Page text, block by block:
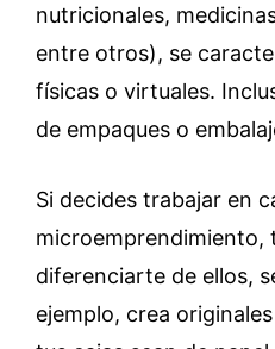
nutricionales,
entre otros), se
físicas o virtuales.
de empaques o
Si decides trabajar en
microemprendimiento,
diferenciarte de ellos,
ejemplo, crea